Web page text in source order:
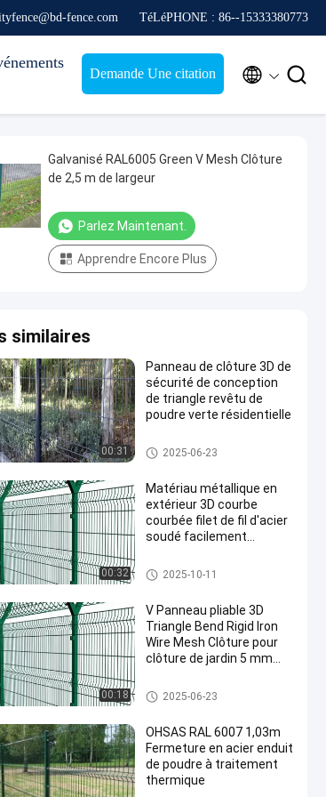
fence.com TéLéPHONE : 86--15333380773
Demande Une citation  
Galvanisé RAL6005 Green V Mesh Clôture
de 2,5 m de largeur
Parlez Maintenant.
Apprendre Encore Plus
similaires
00:31
Panneau de clôture 3D de
sécurité de conception
de triangle revêtu de
poudre verte résidentielle
Clôture de sécurité en maille V
2025-06-23
00:32
Matériau métallique en
extérieur 3D courbe
courbée filet de fil d'acier
soudé facilement
Clôture de sécurité en maille V
2025-10-11
00:18
V Panneau pliable 3D
Triangle Bend Rigid Iron
Wire Mesh Clôture pour
clôture de jardin 5 mm
surface revêtue en PE
Clôture de sécurité en maille V
2025-06-23
OHSAS RAL 6007 1,03m
Fermeture en acier enduit
de poudre à traitement
thermique